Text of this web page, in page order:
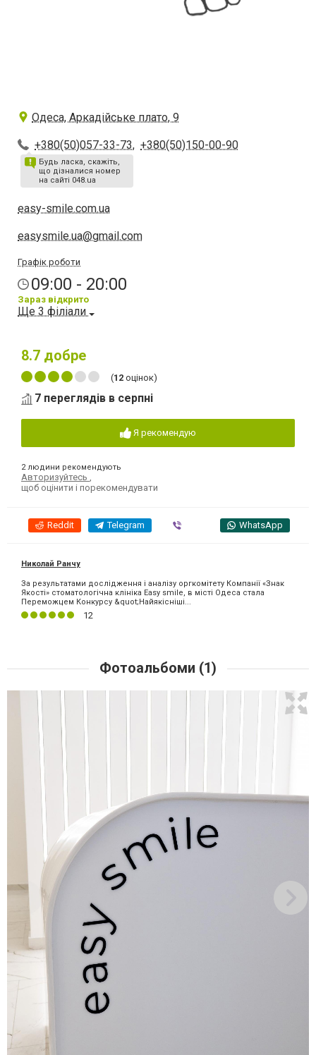
Одеса, Аркадійське плато, 9
+380(50)057-33-73, +380(50)150-00-90
Будь ласка, скажіть,
що дізналися номер
на сайті 048.ua
easy-smile.com.ua
easysmile.ua@gmail.com
Графік роботи
09:00 - 20:00
Зараз відкрито
Ще 3 філіали
8.7 добре
(12 оцінок)
7 переглядів в серпні
Я рекомендую
2 людини рекомендують
Авторизуйтесь ,
щоб оцінити і порекомендувати
Reddit Telegram WhatsApp
Николай Ранчу
За результатами дослідження і аналізу оргкомітету Компанії «Знак
Якості» стоматологічна клініка Easy smile, в місті Одеса стала
Переможцем Конкурсу &quot;Найякісніші...
12
Фотоальбоми (1)